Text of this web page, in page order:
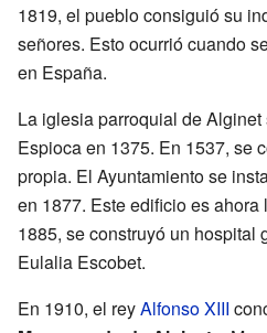
1819, el pueblo consiguió su
señores. Esto ocurrió cuando
en España.
La iglesia parroquial de
Espioca en 1375. En 1537, se
propia. El Ayuntamiento se
en 1877. Este edificio es
1885, se construyó un hospital
Eulalia Escobet.
En 1910, el reyAlfonso XIII